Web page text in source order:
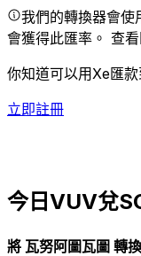
我們的轉換器會使
會獲得此匯率。 查
你知道可以用Xe匯
立即註冊
今日VUV兌
將 瓦努阿圖瓦圖 轉